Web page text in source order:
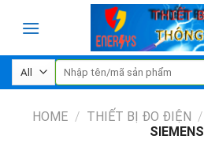
Search
for:
HOME / THIẾT BỊ ĐO ĐIỆN /
SIEMENS